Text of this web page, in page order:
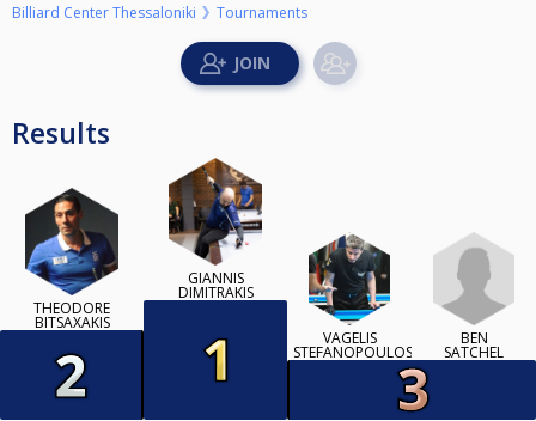
Billiard Center Thessaloniki Tournaments
Results
THEODORE
BITSAXAKIS
GIANNIS
DIMITRAKIS
VAGELIS
STEFANOPOULOS
BEN
SATCHEL